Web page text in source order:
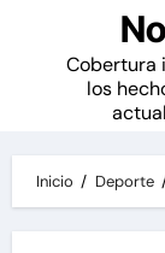
Cobertura
los
Inicio Deporte